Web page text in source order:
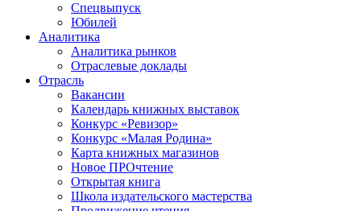
Спецвыпуск
Юбилей
Аналитика
Аналитика рынков
Отраслевые доклады
Отрасль
Вакансии
Календарь книжных выставок
Конкурс «Ревизор»
Конкурс «Малая Родина»
Карта книжных магазинов
Новое ПРОчтение
Открытая книга
Школа издательского мастерства